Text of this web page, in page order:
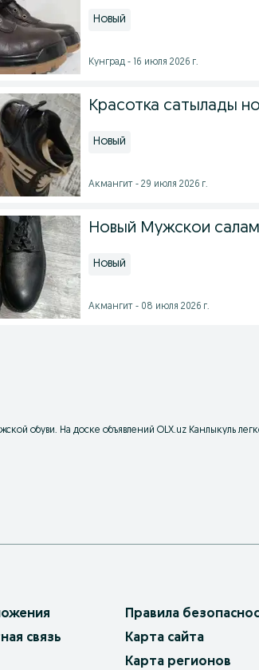
Новый
Кунград - 16 июля 2026 г.
Красотка сатылады
Новый
Акмангит - 29 июля 2026 г.
Новый Мужскои
Новый
Акмангит - 08 июля 2026 г.
обуви. На доске объявлений OLX.uz Канлыкуль
связь
Правила
Карта сайта
Карта регионов